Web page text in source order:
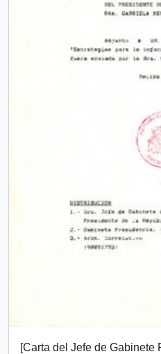
[Carta del Jefe de Gabinete